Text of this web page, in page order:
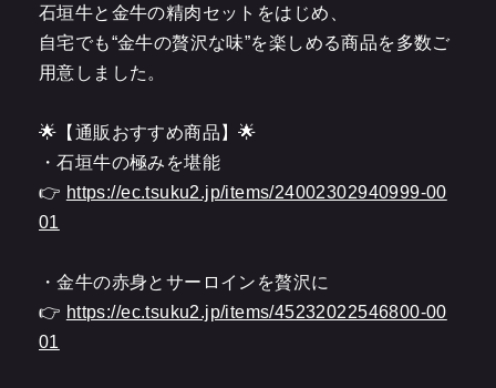
石垣牛と金牛の精肉セットをはじめ、
自宅でも“金牛の贅沢な味”を楽しめる商品を多数ご
用意しました。
🌟【通販おすすめ商品】🌟
・石垣牛の極みを堪能
👉 https://ec.tsuku2.jp/items/24002302940999-00
01
・金牛の赤身とサーロインを贅沢に
👉 https://ec.tsuku2.jp/items/45232022546800-00
01